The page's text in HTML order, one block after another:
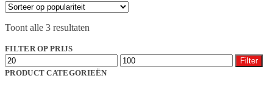
heeft
kan
Toont alle 3 resultaten
FILTER OP PRIJS
Min.
prijs
Max.
prijs
Filter
PRODUCT CATEGORIEËN